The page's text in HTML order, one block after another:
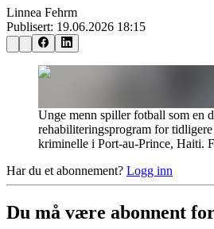
Linnea Fehrm
Publisert: 19.06.2026 18:15
Unge menn spiller fotball som en
rehabiliteringsprogram for
kriminelle i Port-au-Prince, Haiti.
Har du et abonnement? Logg inn
Du må være abonnent for